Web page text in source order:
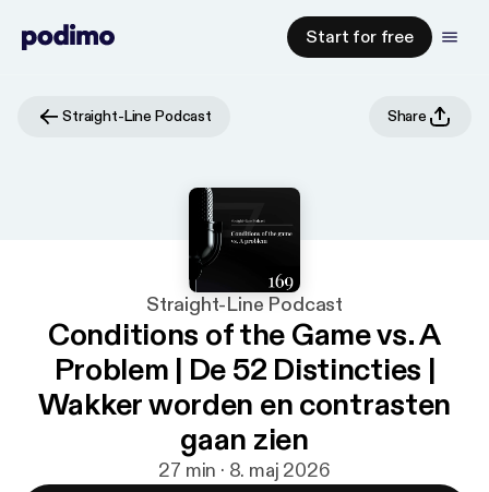
Start for free
Straight-Line Podcast Share
Straight-Line Podcast
Conditions of the Game vs. A
Problem | De 52 Distincties |
Wakker worden en contrasten
gaan zien
27 min · 8. maj 2026